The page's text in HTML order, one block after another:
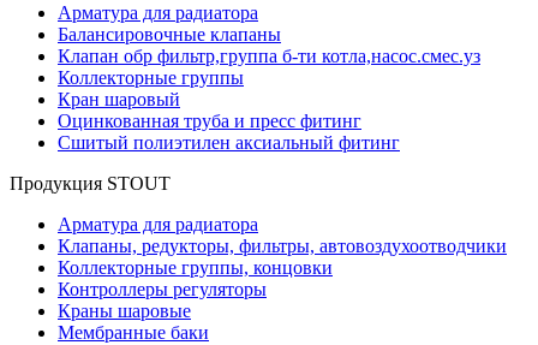
Арматура для радиатора
Балансировочные клапаны
Клапан обр фильтр,группа б-ти котла,насос.смес.уз
Коллекторные группы
Кран шаровый
Оцинкованная труба и пресс фитинг
Сшитый полиэтилен аксиальный фитинг
Продукция STOUT
Арматура для радиатора
Клапаны, редукторы, фильтры, автовоздухоотводчики
Коллекторные группы, концовки
Контроллеры регуляторы
Краны шаровые
Мембранные баки